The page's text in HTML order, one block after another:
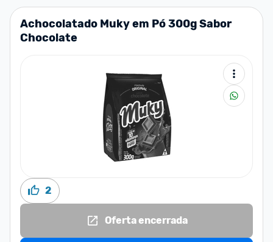
Achocolatado Muky em Pó 300g Sabor
Chocolate
2
Oferta encerrada